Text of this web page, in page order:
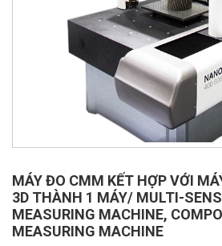
MÁY ĐO CMM KẾT HỢP VỚI
3D THÀNH 1 MÁY/ MULTI-
MEASURING MACHINE,
MEASURING MACHINE